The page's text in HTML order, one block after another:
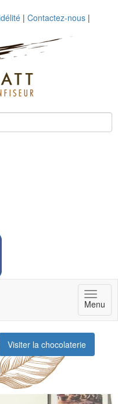
| Contactez-nous |
Menu
Visiter la chocolaterie